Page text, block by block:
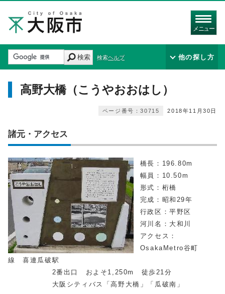
メニュー
検索 検索ヘルプ 他の探し方
高野大橋（こうやおおはし）
2018年11月30日
ページ番号：30715
諸元・アクセス
橋長：196.80m
幅員：10.50m
形式：桁橋
完成：昭和29年
行政区：平野区
河川名：大和川
アクセス：
OsakaMetro谷町
線 喜連瓜破駅
2番出口 およそ1,250m 徒歩21分
大阪シティバス「高野大橋」「瓜破南」